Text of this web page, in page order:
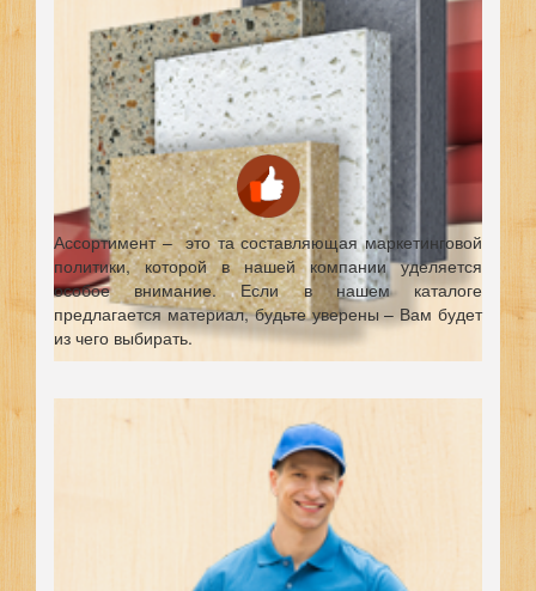
Ассортимент – это та составляющая маркетинговой
политики, которой в нашей компании уделяется
особое внимание. Если в нашем каталоге
предлагается материал, будьте уверены – Вам будет
из чего выбирать.